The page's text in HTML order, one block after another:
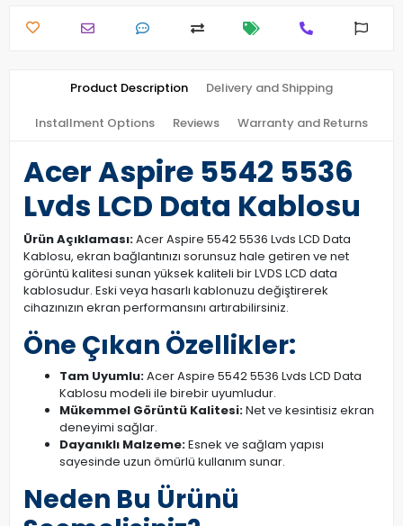
Product Description Delivery and Shipping
Installment Options Reviews Warranty and Returns
Acer Aspire 5542 5536
Lvds LCD Data Kablosu
Ürün Açıklaması:Acer Aspire 5542 5536 Lvds LCD Data
Kablosu, ekran bağlantınızı sorunsuz hale getiren ve net
görüntü kalitesi sunan yüksek kaliteli bir LVDS LCD data
kablosudur. Eski veya hasarlı kablonuzu değiştirerek
cihazınızın ekran performansını artırabilirsiniz.
Öne Çıkan Özellikler:
Tam Uyumlu:Acer Aspire 5542 5536 Lvds LCD Data
Kablosu modeli ile birebir uyumludur.
Mükemmel Görüntü Kalitesi:Net ve kesintisiz ekran
deneyimi sağlar.
Dayanıklı Malzeme:Esnek ve sağlam yapısı
sayesinde uzun ömürlü kullanım sunar.
Neden Bu Ürünü